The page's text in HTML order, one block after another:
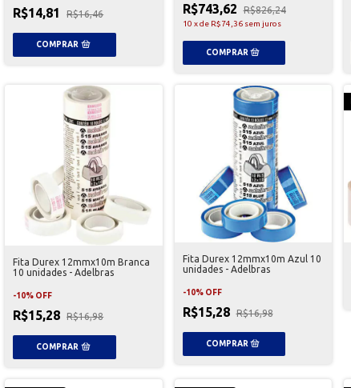
R$14,81 R$16,46 R$743,62 R$826,24
10 xde R$74,36 sem juros
Fita Durex 12mmx10m Branca
10 unidades - Adelbras
-10% OFF
R$15,28 R$16,98
Fita Durex 12mmx10m Azul 10
unidades - Adelbras
-10% OFF
R$15,28 R$16,98